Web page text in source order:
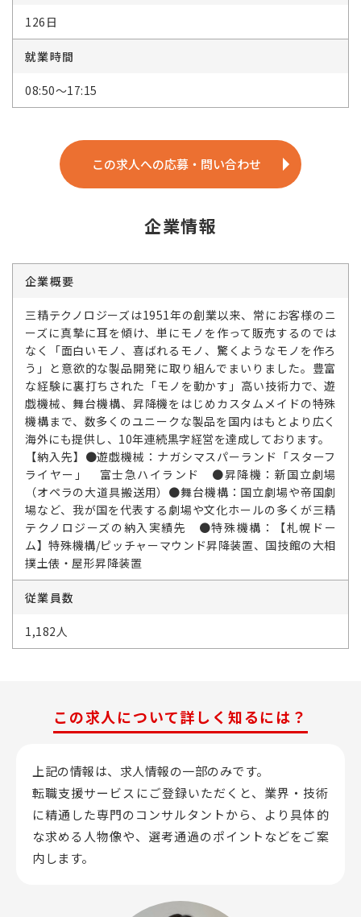
126日
就業時間
08:50～17:15
この求人への応募・問い合わせ
企業情報
企業概要
三精テクノロジーズは1951年の創業以来、常にお客様のニ
ーズに真摯に耳を傾け、単にモノを作って販売するのでは
なく「面白いモノ、喜ばれるモノ、驚くようなモノを作ろ
う」と意欲的な製品開発に取り組んでまいりました。豊富
な経験に裏打ちされた「モノを動かす」高い技術力で、遊
戯機械、舞台機構、昇降機をはじめカスタムメイドの特殊
機構まで、数多くのユニークな製品を国内はもとより広く
海外にも提供し、10年連続黒字経営を達成しております。
【納入先】●遊戯機械：ナガシマスパーランド「スターフ
ライヤー」 富士急ハイランド ●昇降機：新国立劇場
（オペラの大道具搬送用）●舞台機構：国立劇場や帝国劇
場など、我が国を代表する劇場や文化ホールの多くが三精
テクノロジーズの納入実績先 ●特殊機構：【札幌ドー
ム】特殊機構/ピッチャーマウンド昇降装置、国技館の大相
撲土俵・屋形昇降装置
従業員数
1,182人
この求人について詳しく知るには？
上記の情報は、求人情報の一部のみです。
転職支援サービスにご登録いただくと、業界・技術
に精通した専門のコンサルタントから、 より具体的
な求める人物像や、選考通過のポイントなどをご案
内します。